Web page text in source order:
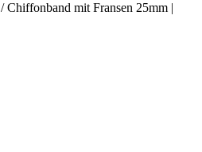
/ Chiffonband mit Fransen 25mm |